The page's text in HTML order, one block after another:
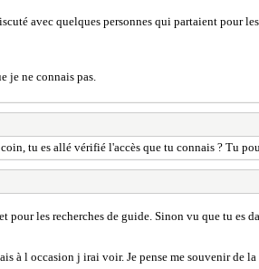
avec quelques personnes qui partaient pour les
je ne connais pas.
tu es allé vérifié l'accès que tu connais ? Tu
pour les recherches de guide. Sinon vu que tu es
à l occasion j irai voir. Je pense me souvenir de